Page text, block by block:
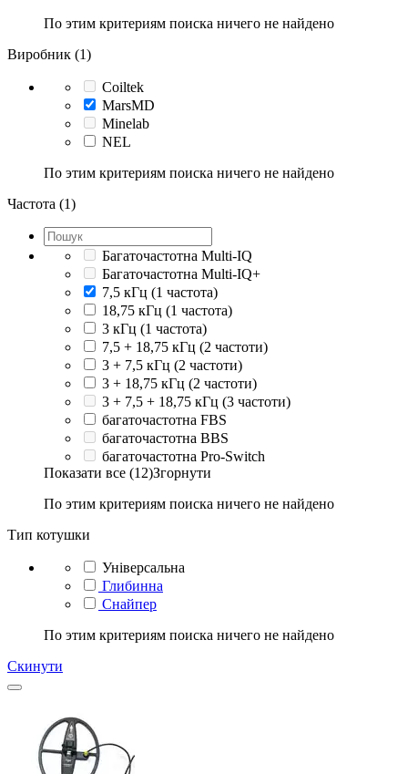
По этим критериям поиска ничего не найдено
Виробник (1)
Coiltek
MarsMD
Minelab
NEL
По этим критериям поиска ничего не найдено
Частота (1)
Багаточастотна Multi-IQ
Багаточастотна Multi-IQ+
7,5 кГц (1 частота)
18,75 кГц (1 частота)
3 кГц (1 частота)
7,5 + 18,75 кГц (2 частоти)
3 + 7,5 кГц (2 частоти)
3 + 18,75 кГц (2 частоти)
3 + 7,5 + 18,75 кГц (3 частоти)
багаточастотна FBS
багаточастотна BBS
багаточастотна Pro-Switch
Показати все (12)Згорнути
По этим критериям поиска ничего не найдено
Тип котушки
Універсальна
Глибинна
Снайпер
По этим критериям поиска ничего не найдено
Скинути